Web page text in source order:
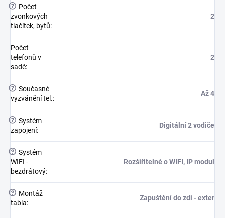
?
Počet
zvonkových
tlačítek, bytů:
2
Počet
telefonů v
sadě:
2
? Současné
vyzvánění tel.:
Až 4
? Systém
zapojení:
Digitální 2 vodiče
? Systém
WIFI -
bezdrátový:
Rozšiřitelné o WIFI, IP modul
?
Montáž
tabla:
Zapuštění do zdi - exter